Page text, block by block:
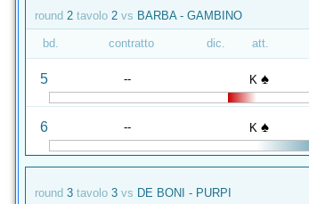
round 2 tavolo 2 vs BARBA - GAMBINO
bd. contratto dic. att.
5 -- K ♠
6 -- K ♠
round 3 tavolo 3 vs DE BONI - PURPI